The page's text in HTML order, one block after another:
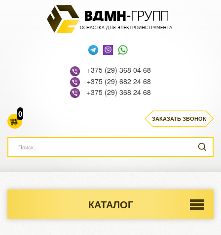
+375 (29) 368 04 68
+375 (29) 682 24 68
+375 (29) 368 24 68
0 ЗАКАЗАТЬ ЗВОНОК
КАТАЛОГ